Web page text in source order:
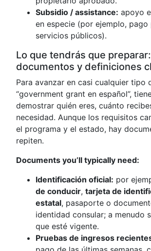
Subsidio / assistance: apoyo
en especie (por ejemplo, pago
servicios públicos).
Lo que tendrás que preparar:
documentos y definiciones
Para avanzar en casi cualquier tipo
“government grant en español”,
demostrar quién eres, cuánto
necesidad. Aunque los requisitos
el programa y el estado, hay
repiten.
Documents you’ll typically need:
Identificación oficial: por
de conducir, tarjeta de
estatal, pasaporte o
identidad consular; a menudo
que esté vigente.
Pruebas de ingresos